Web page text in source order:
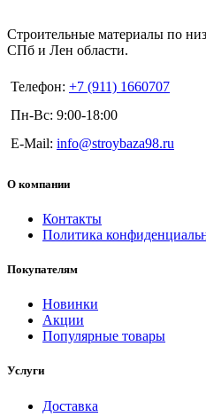
Строительные материалы по
СПб и Лен области.
Телефон: +7 (911) 1660707
Пн-Вс: 9:00-18:00
E-Mail: info@stroybaza98.ru
О компании
Контакты
Политика
Покупателям
Новинки
Акции
Популярные товары
Услуги
Доставка